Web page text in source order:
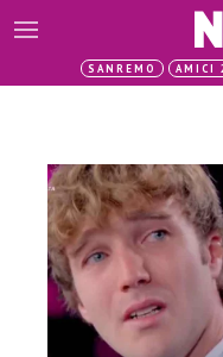
SANREMO AMICI